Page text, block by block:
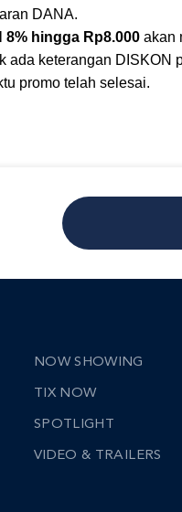
DANA.
8% hingga Rp8.000 akan
ada keterangan DISKON
promo telah selesai.
NOW SHOWING
TIX NOW
SPOTLIGHT
VIDEO & TRAILERS